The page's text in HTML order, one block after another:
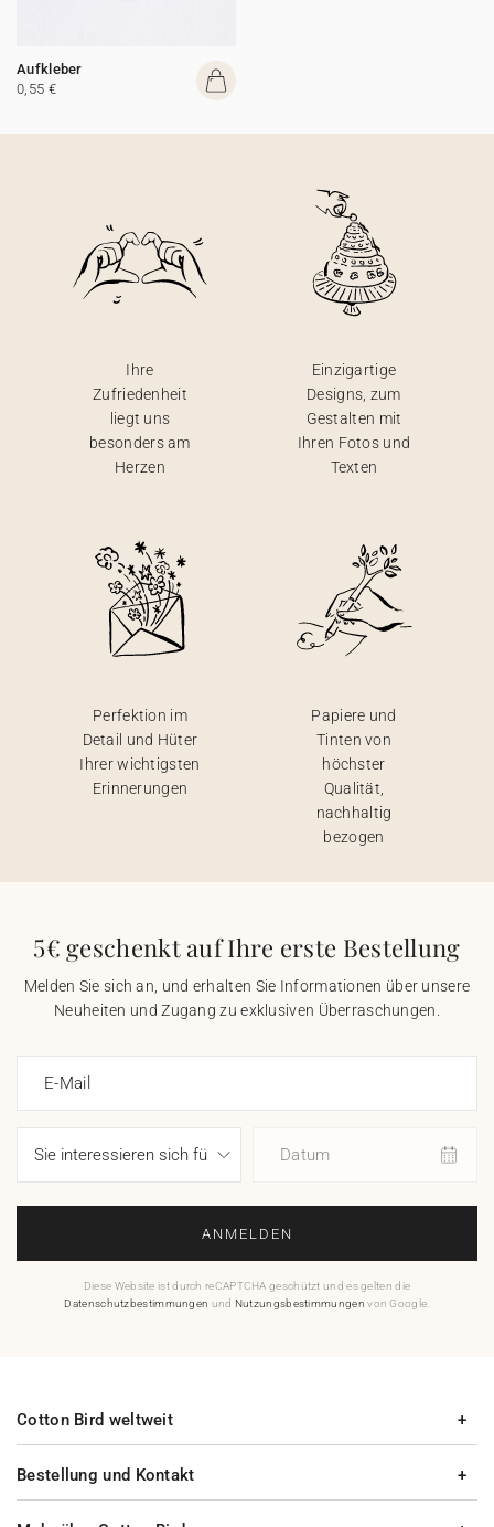
Aufkleber
0,55 €
Ihre
Zufriedenheit
liegt uns
besonders am
Herzen
Einzigartige
Designs, zum
Gestalten mit
Ihren Fotos und
Texten
Perfektion im
Detail und Hüter
Ihrer wichtigsten
Erinnerungen
Papiere und
Tinten von
höchster
Qualität,
nachhaltig
bezogen
5€ geschenkt auf Ihre erste Bestellung
Melden Sie sich an, und erhalten Sie Informationen über unsere
Neuheiten und Zugang zu exklusiven Überraschungen.
E-Mail
Datum
ANMELDEN
Diese Website ist durch reCAPTCHA geschützt und es gelten die
Datenschutzbestimmungen und Nutzungsbestimmungen von Google.
Bestellung und Kontakt
Cotton Bird weltweit